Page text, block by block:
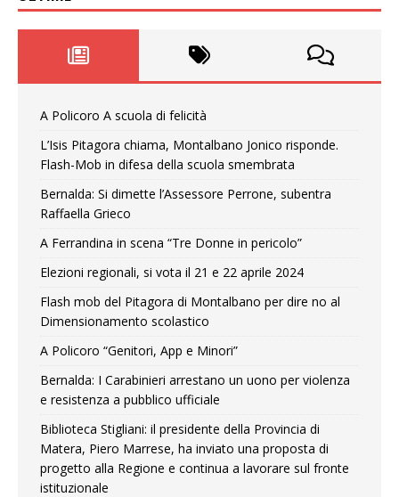
A Policoro A scuola di felicità
L’Isis Pitagora chiama, Montalbano Jonico risponde.
Flash-Mob in difesa della scuola smembrata
Bernalda: Si dimette l’Assessore Perrone, subentra
Raffaella Grieco
A Ferrandina in scena “Tre Donne in pericolo”
Elezioni regionali, si vota il 21 e 22 aprile 2024
Flash mob del Pitagora di Montalbano per dire no al
Dimensionamento scolastico
A Policoro “Genitori, App e Minori”
Bernalda: I Carabinieri arrestano un uono per violenza
e resistenza a pubblico ufficiale
Biblioteca Stigliani: il presidente della Provincia di
Matera, Piero Marrese, ha inviato una proposta di
progetto alla Regione e continua a lavorare sul fronte
istituzionale